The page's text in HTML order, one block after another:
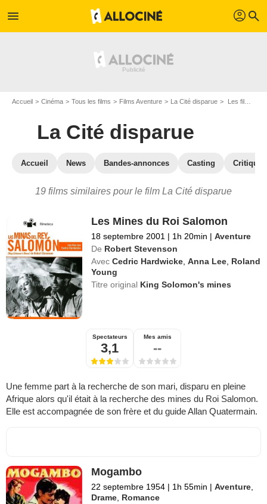
menu profil search
Accueil Cinéma Tous les films Films Aventure La Cité disparue Les films similaires à "La Cité disparue"
La Cité disparue
Accueil News Bandes-annonces Casting
19 films similaires pour le film La Cité disparue
Les Mines du Roi Salomon
18 septembre 2001 | 1h 20min | Aventure
De Robert Stevenson
Avec Cedric Hardwicke ,Anna Lee Roland
Young
Titre original King Solomon's mines
Spectateurs
3,1
Mes amis
--
Une femme part à la recherche de son mari, disparu en pleine
Afrique alors qu'il était à la recherche des mines du Roi Salomon.
Elle est accompagnée de son frère et du guide Allan Quatermain.
Mogambo
22 septembre 1954 | 1h 55min | Aventure
Drame Romance